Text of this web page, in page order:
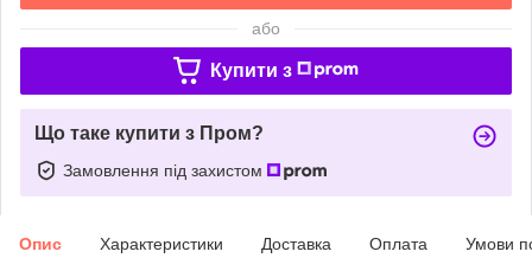
або
Купити з
Що таке купити з Пром?
Замовлення під захистом
Опис Характеристики Доставка Оплата Умови